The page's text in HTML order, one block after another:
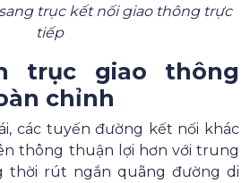
trục kết nối giao thông trực
tiếp
trục giao thông
chỉnh
các tuyến đường kết nối khác
thông thuận lợi hơn với trung
thời rút ngắn quãng đường di